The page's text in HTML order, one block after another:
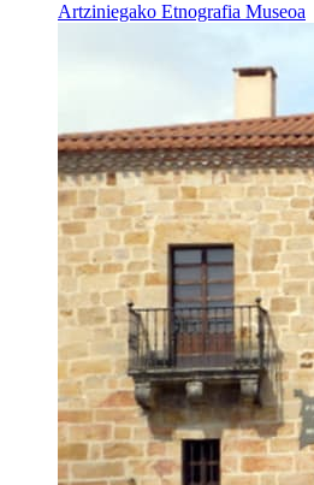
Artziniegako Etnografia Museoa